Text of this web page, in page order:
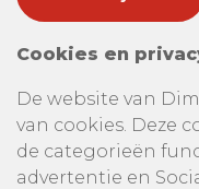
Cookies en
De website van
van cookies. Deze
de categorieën
advertentie en